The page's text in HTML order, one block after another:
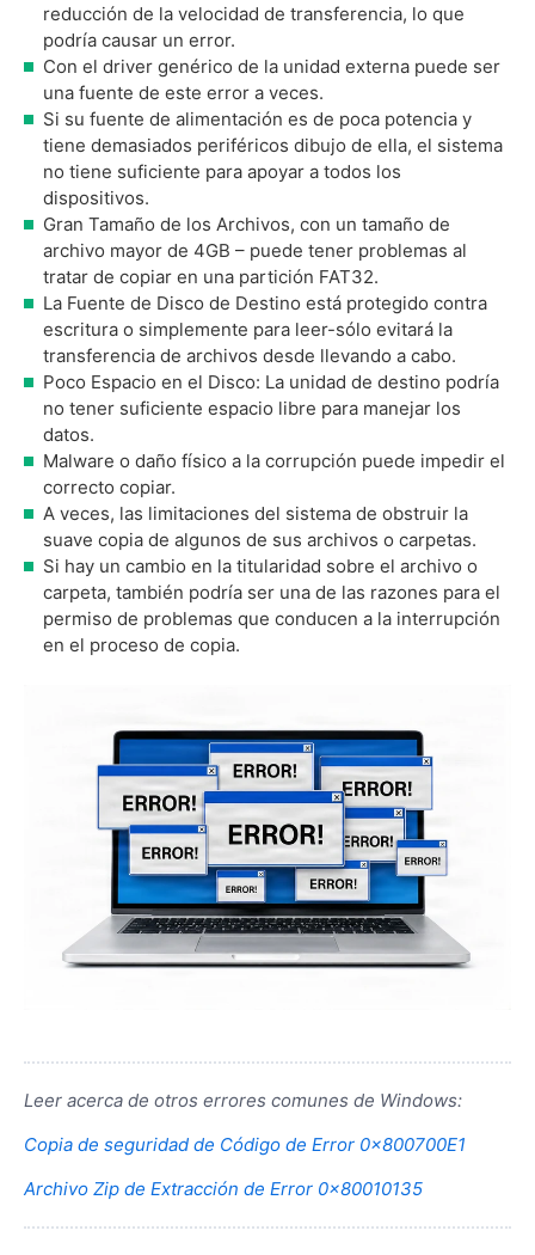
reducción de la velocidad de transferencia, lo que
podría causar un error.
Con el driver genérico de la unidad externa puede ser
una fuente de este error a veces.
Si su fuente de alimentación es de poca potencia y
tiene demasiados periféricos dibujo de ella, el sistema
no tiene suficiente para apoyar a todos los
dispositivos.
Gran Tamaño de los Archivos, con un tamaño de
archivo mayor de 4GB – puede tener problemas al
tratar de copiar en una partición FAT32.
La Fuente de Disco de Destino está protegido contra
escritura o simplemente para leer-sólo evitará la
transferencia de archivos desde llevando a cabo.
Poco Espacio en el Disco: La unidad de destino podría
no tener suficiente espacio libre para manejar los
datos.
Malware o daño físico a la corrupción puede impedir el
correcto copiar.
A veces, las limitaciones del sistema de obstruir la
suave copia de algunos de sus archivos o carpetas.
Si hay un cambio en la titularidad sobre el archivo o
carpeta, también podría ser una de las razones para el
permiso de problemas que conducen a la interrupción
en el proceso de copia.
Leer acerca de otros errores comunes de Windows:
Copia de seguridad de Código de Error 0x800700E1
Archivo Zip de Extracción de Error 0x80010135